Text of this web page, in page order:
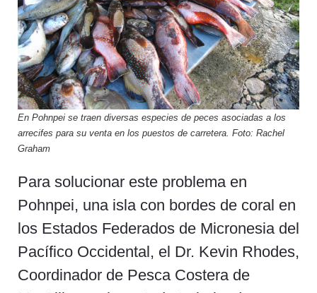
En Pohnpei se traen diversas especies de peces asociadas a los
arrecifes para su venta en los puestos de carretera. Foto: Rachel
Graham
Para solucionar este problema en
Pohnpei, una isla con bordes de coral en
los Estados Federados de Micronesia del
Pacífico Occidental, el Dr. Kevin Rhodes,
Coordinador de Pesca Costera de